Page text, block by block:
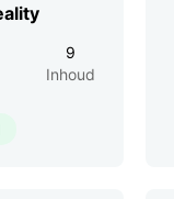
9
Inhoud